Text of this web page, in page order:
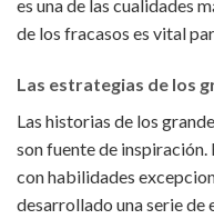
es una de las cualidades
de los fracasos es vital
Las estrategias de los
Las historias de los
son fuente de
con habilidades
desarrollado una serie de